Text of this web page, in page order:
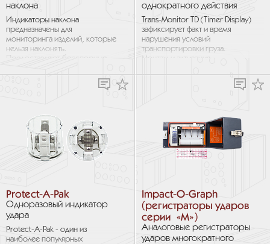
наклона
Индикаторы наклона
предназначены для
мониторинга изделий, которые
нельзя наклонять.
Предоставляют бесспорные
обращения. Мотивируют на
однократного действия
Trans-Monitor TD (Timer Display)
зафиксирует факт и время
нарушения условий
транспортировки груза.
Монтаж и активация
и быстро. Когда сила удара...
Protect-A-Pak
Одноразовый индикатор
удара
Protect-A-Pak - один из
наиболее популярных
Impact-O-Graph
(регистраторы ударов
серии «M»)
Аналоговые регистраторы
ударов многократного